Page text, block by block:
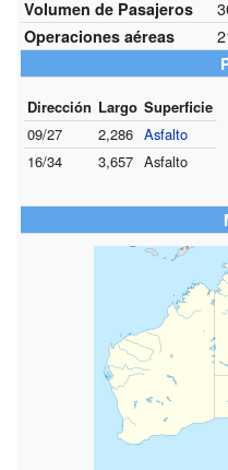
Volumen de Pasajeros
Operaciones aéreas
Dirección Largo Superficie
09/27
2,286 Asfalto
16/34
3,657 Asfalto